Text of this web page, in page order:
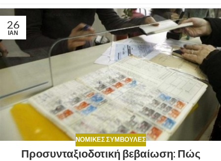
26
ΙΑΝ
ΝΟΜΙΚΈΣ ΣΥΜΒΟΥΛΈΣ
Προσυνταξιοδοτική βεβαίωση: Πώς